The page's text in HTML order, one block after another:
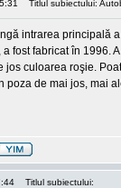
Titlul subiectului:
intrarea principală
fost fabricat în 1996.
jos culoarea roşie.
poza de mai jos, mai
Titlul subiectului: